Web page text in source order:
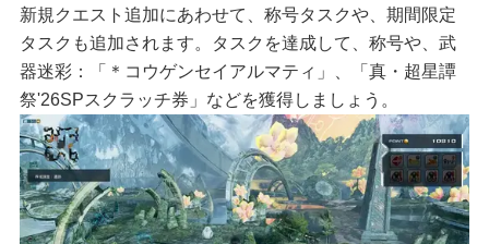
新規クエスト追加にあわせて、称号タスクや、期間限定
タスクも追加されます。タスクを達成して、称号や、武
器迷彩：「＊コウゲンセイアルマティ」、「真・超星譚
祭'26SPスクラッチ券」などを獲得しましょう。